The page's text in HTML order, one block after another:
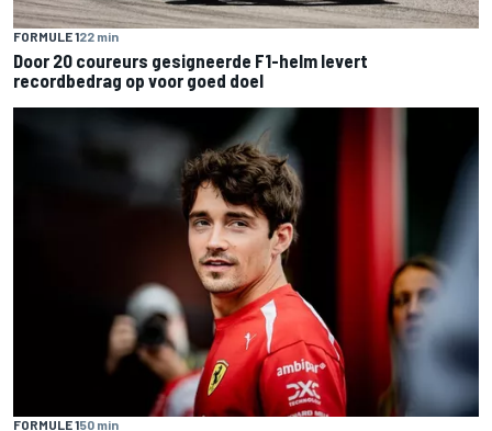
FORMULE 122 min
Door 20 coureurs gesigneerde F1-helm levert
recordbedrag op voor goed doel
FORMULE 150 min